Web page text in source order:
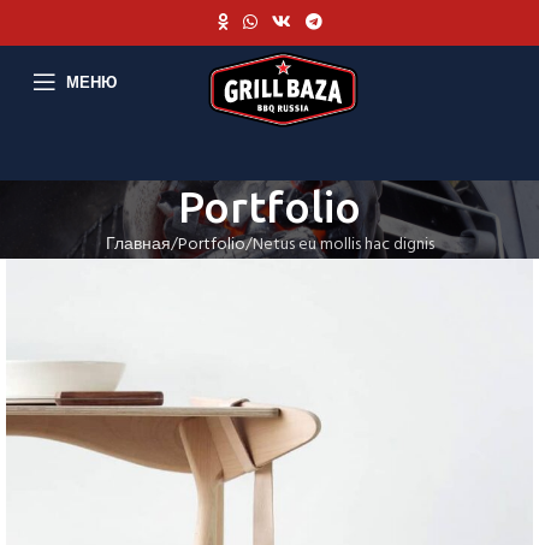
МЕНЮ
Portfolio
Главная Portfolio Netus eu mollis hac dignis